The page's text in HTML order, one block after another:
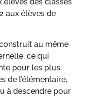
aux élèves de
au même
ce qui
pour les plus
de l’élémentaire,
à descendre pour